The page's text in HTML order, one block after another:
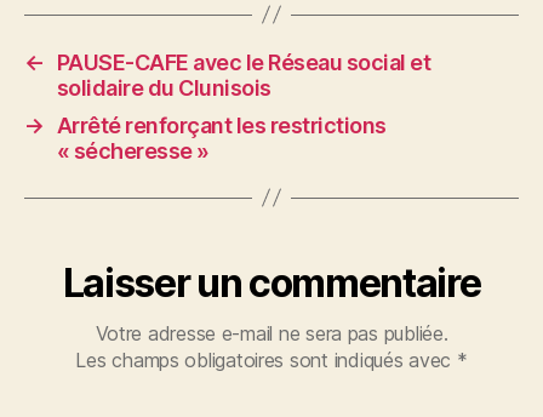
←
PAUSE-CAFE avec le Réseau social et
solidaire du Clunisois
→
Arrêté renforçant les restrictions
« sécheresse »
Laisser un commentaire
Votre adresse e-mail ne sera pas publiée.
Les champs obligatoires sont indiqués avec *